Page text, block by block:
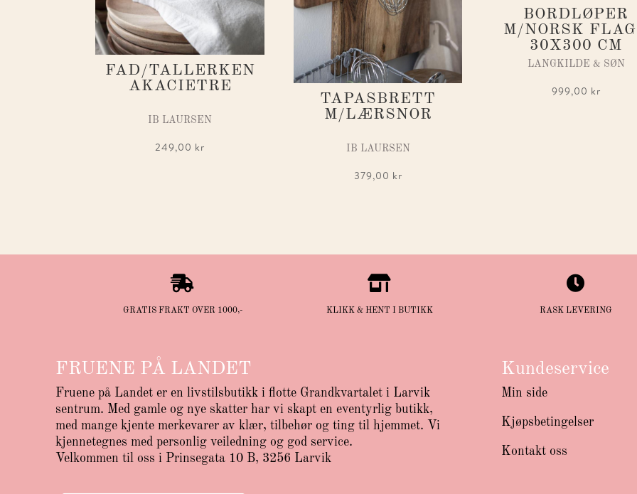
FAD/TALLERKEN
AKACIETRE
IB LAURSEN
249,00 kr
TAPASBRETT
M/LÆRSNOR
IB LAURSEN
379,00 kr
BORDLØPER
M/NORSK
30X300 CM
LANGKILDE & SØN
999,00 kr

GRATIS FRAKT OVER 1000,-

KLIKK & HENT I BUTIKK

RASK LEVERING
FRUENE PÅ LANDET
Fruene på Landet er en livstilsbutikk i flotte Grandkvartalet i Larvik
sentrum. Med gamle og nye skatter har vi skapt en eventyrlig butikk,
med mange kjente merkevarer av klær, tilbehør og ting til hjemmet. Vi
kjennetegnes med personlig veiledning og god service.
Velkommen til oss i Prinsegata 10 B, 3256 Larvik
Kundeservice
Min side
Kjøpsbetingelser
Kontakt oss